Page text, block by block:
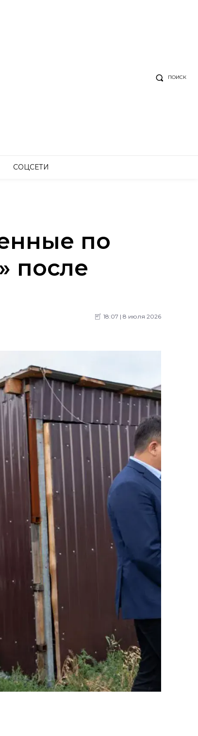
ПОИСК
СОЦСЕТИ
по
после
18:07 | 8 июля 2026